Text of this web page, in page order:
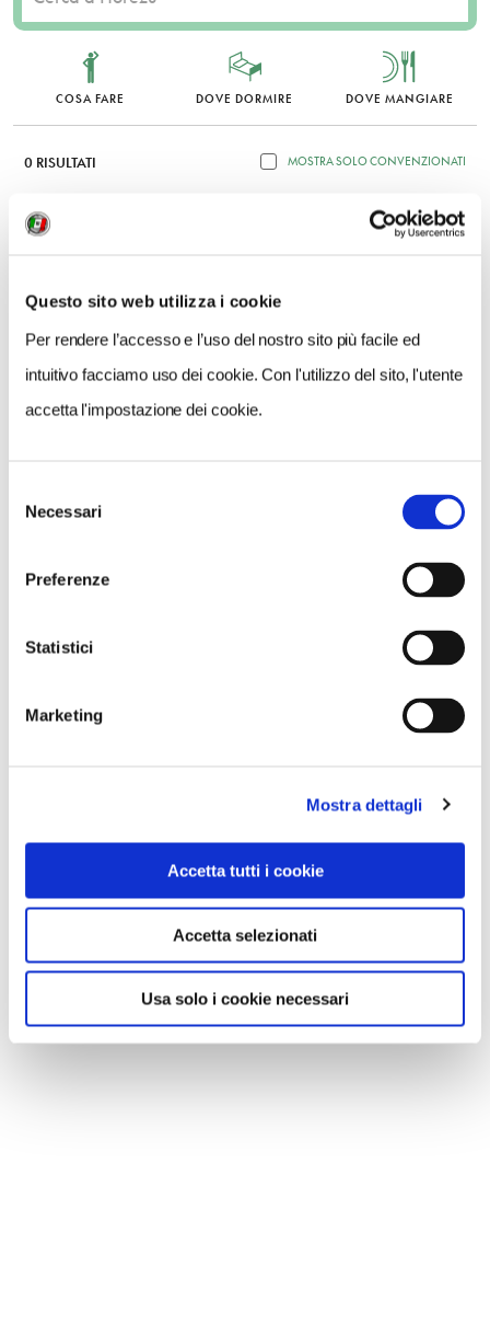
Questo sito web utilizza i cookie
Per rendere l’accesso e l’uso del nostro sito più facile ed
intuitivo facciamo uso dei cookie. Con l'utilizzo del sito, l'utente
accetta l'impostazione dei cookie.
delNecessari
Preferenze
Statistici
Marketing
Mostra dettagli
Accetta tutti i cookie
Accetta selezionati
Usa solo i cookie necessari
COSA FARE DOVE DORMIRE DOVE MANGIARE
0 RISULTATI MOSTRA SOLO CONVENZIONATI
VEDI SU